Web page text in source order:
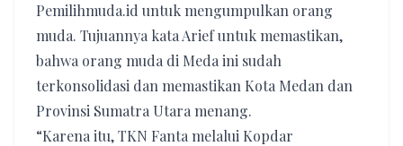
Pemilihmuda.id untuk mengumpulkan orang
muda. Tujuannya kata Arief untuk memastikan,
bahwa orang muda di Meda ini sudah
terkonsolidasi dan memastikan Kota Medan dan
Provinsi Sumatra Utara menang.
“Karena itu, TKN Fanta melalui Kopdar